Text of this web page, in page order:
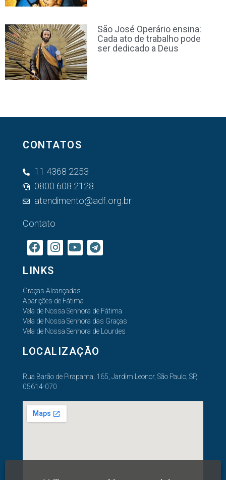
São José Operário ensina:
Cada ato de trabalho pode
ser dedicado a Deus
CONTATOS
11 4368 2253
0800 608 2128
atendimento@adf.org.br
Contato
LINKS
Graças Alcançadas
Aparições de Fátima
Vela de Nossa Senhora de Fátima
Vela de Nossa Senhora das Graças
Vela de Nossa Senhora de Lourdes
LOCALIZAÇÃO
Rua Barão de Pirapama, 165, Jardim Leonor, São Paulo, SP,
05614-070